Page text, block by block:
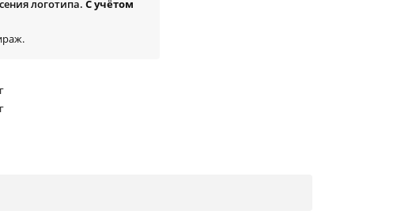
логотипа. С учётом